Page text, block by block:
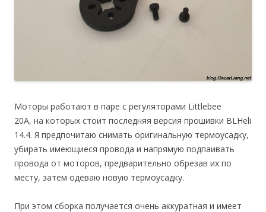
Моторы работают в паре с регуляторами Littlebee
20A, на которых стоит последняя версия прошивки BLHeli
14.4. Я предпочитаю снимать оригинальную термоусадку,
убирать имеющиеся провода и напрямую подпаивать
провода от моторов, предварительно обрезав их по
месту, затем одеваю новую термоусадку.
При этом сборка получается очень аккуратная и имеет